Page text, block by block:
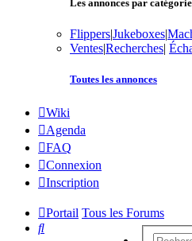
Les annonces par
Flippers|Jukeboxes|
Ventes|Recherches|
Toutes les annonces
Wiki
Agenda
FAQ
Connexion
Inscription
Portail Tous les Forums
Rechercher